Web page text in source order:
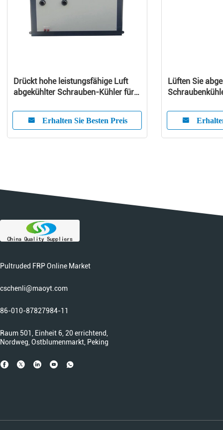
Drückt hohe leistungsfähige Luft
abgekühlter Schrauben-Kühler für
Erhalten Sie Besten Preis
Lüften Sie
Pultruded FRP Online Market
cschenli@maoyt.com
86-010-87827984-11
Raum 501, Einheit 6, 20 errichtend,
Nordweg, Ostblumenmarkt, Peking